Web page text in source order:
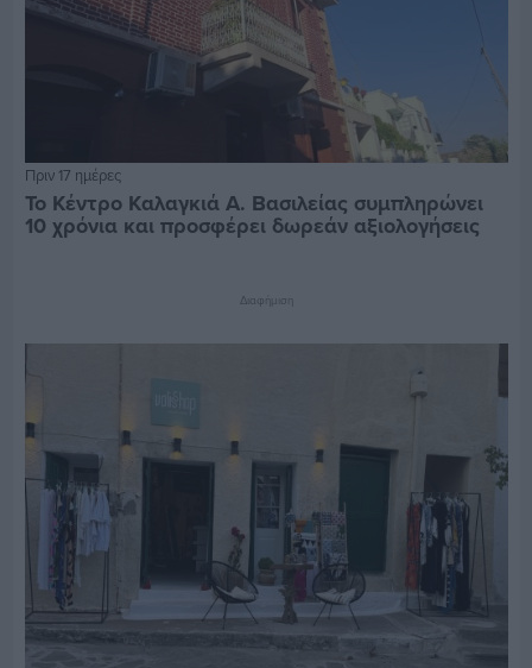
Πριν 17 ημέρες
Το Κέντρο Καλαγκιά Α. Βασιλείας συμπληρώνει
10 χρόνια και προσφέρει δωρεάν αξιολογήσεις
Διαφήμιση